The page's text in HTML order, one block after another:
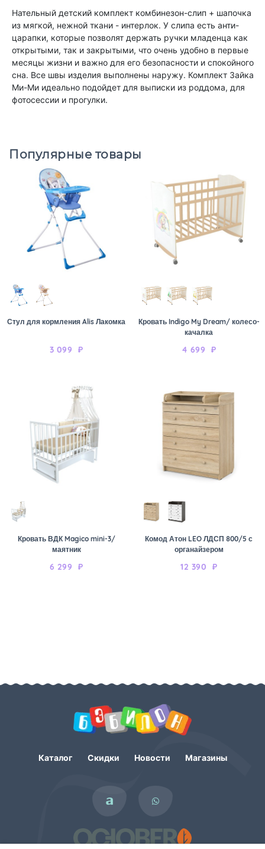
Нательный детский комплект комбинезон-слип + шапочка
из мягкой, нежной ткани - интерлок. У слипа есть анти-
царапки, которые позволят держать ручки младенца как
открытыми, так и закрытыми, что очень удобно в первые
месяцы жизни и важно для его безопасности и спокойного
сна. Все швы изделия выполнены наружу. Комплект Зайка
Ми-Ми идеально подойдет для выписки из роддома, для
фотосессии и прогулки.
Популярные товары
Стул для кормления Alis Лакомка
3 099 ₽
Кровать Indigo My Dream/ колесо-
качалка
4 699 ₽
Кровать ВДК Magico mini-3/
маятник
6 299 ₽
Комод Атон LEO ЛДСП 800/5 с
органайзером
12 390 ₽
Каталог Скидки Новости Магазины